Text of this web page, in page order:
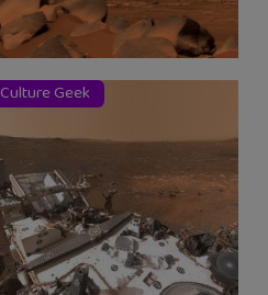
Culture Geek